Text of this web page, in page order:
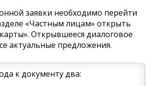
заявки необходимо перейти
«Частным лицам» открыть
Открывшееся диалоговое
актуальные предложения.
к документу два: